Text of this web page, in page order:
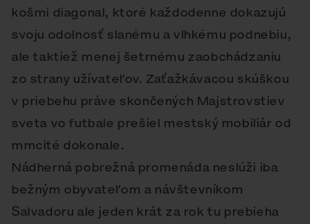
košmi diagonal, ktoré každodenne dokazujú
svoju odolnosť slanému a vlhkému podnebiu,
ale taktiež menej šetrnému zaobchádzaniu
zo strany užívateľov. Zaťažkávacou skúškou
v priebehu práve skončených Majstrovstiev
sveta vo futbale prešiel mestský mobiliár od
mmcité dokonale.
Nádherná pobrežná promenáda neslúži iba
bežným obyvateľom a návštevníkom
Salvadoru ale jeden krát za rok tu prebieha